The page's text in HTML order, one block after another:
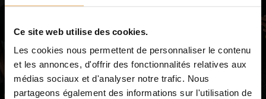
Ce site web utilise des cookies.
Les cookies nous permettent de personnaliser le contenu
et les annonces, d'offrir des fonctionnalités relatives aux
médias sociaux et d'analyser notre trafic. Nous
partageons également des informations sur l'utilisation de
Questions fréquentes
l'EMS SYMBIONT et les
Partenariats